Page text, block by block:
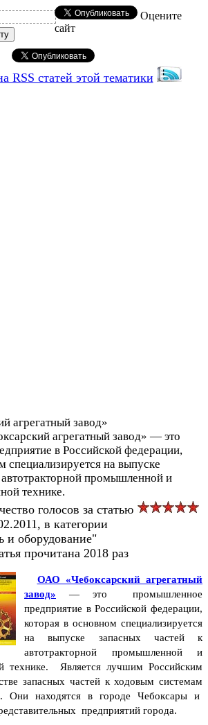
Оцените
сайт
RSS статей этой тематики
агрегатный завод»
агрегатный завод» — это
в Российской федерации,
специализируется на выпуске
автотракторной промышленной и
технике.
голосов за статью
в категории
оборудование"
прочитана 2018 раз
ОАО «Чебоксарский агрегатный
завод» — это промышленное
предприятие в Российской федерации,
которая в основном специализируется
на выпуске запасных частей к
автотракторной промышленной и
технике.
Является лучшим Российским
запасных частей к ходовым системам
Они находятся в городе Чебоксары и
предприятий города.